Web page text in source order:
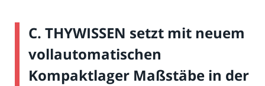
C. THYWISSEN setzt mit neuem
vollautomatischen
Kompaktlager Maßstäbe in der